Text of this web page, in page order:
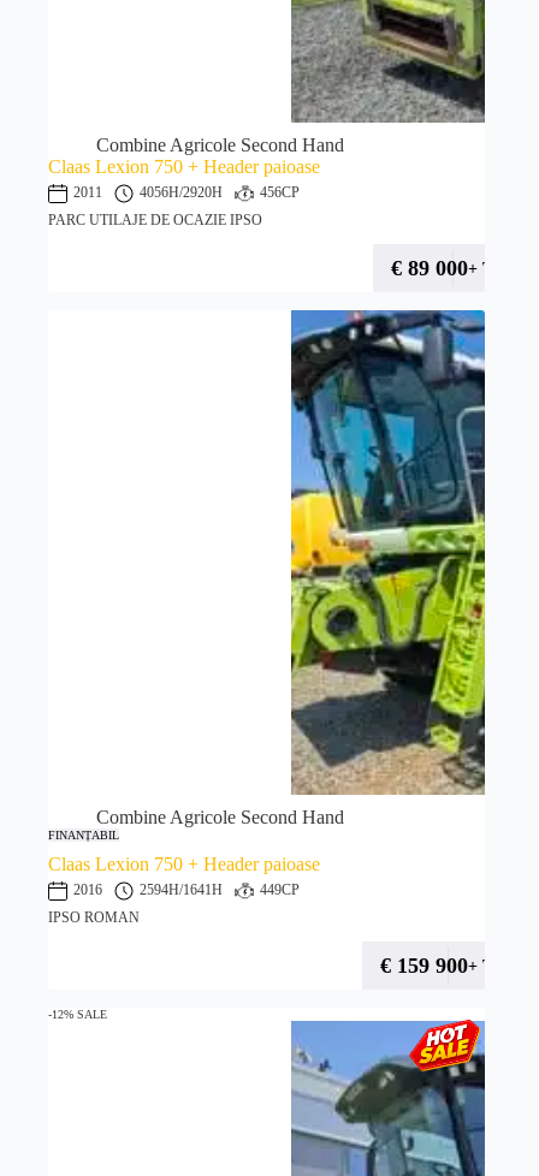
Combine Agricole Second Hand
Claas Lexion 750 + Header paioase
2011 4056H/2920H
456CP
PARC UTILAJE DE OCAZIE IPSO
€ 89 000+ TVA
Combine Agricole Second Hand
FINANȚABIL
Claas Lexion 750 + Header paioase
2016 2594H/1641H
449CP
IPSO ROMAN
€ 159 900+ TVA
-12% SALE